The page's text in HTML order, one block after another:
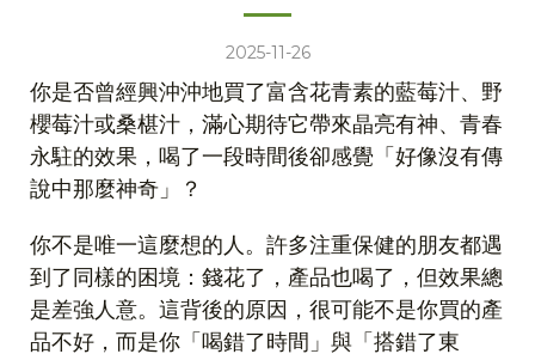
2025-11-26
你是否曾經興沖沖地買了富含花青素的藍莓汁、野
櫻莓汁或桑椹汁，滿心期待它帶來晶亮有神、青春
永駐的效果，喝了一段時間後卻感覺「好像沒有傳
說中那麼神奇」？
你不是唯一這麼想的人。許多注重保健的朋友都遇
到了同樣的困境：錢花了，產品也喝了，但效果總
是差強人意。這背後的原因，很可能不是你買的產
品不好，而是你「喝錯了時間」與「搭錯了東